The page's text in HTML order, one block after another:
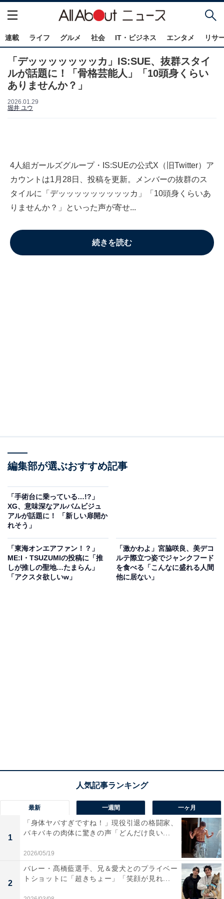
連載 ライフ グルメ 社会 IT・ビジネス エンタメ リサ
「デッッッッッッッカ」IS:SUE、抜群スタイ
ルが話題に！「骨格芸能人」「10頭身くらい
ありませんか？」
2026.01.29
堀井 ユウ
4人組ガールズグループ・IS:SUEの公式X（旧Twitter）ア
カウントは1月28日、投稿を更新。メンバーの抜群のス
タイルに「デッッッッッッッッッカ」「10頭身くらいあ
りませんか？」といった声が寄せ...
続きを読む
編集部が選ぶおすすめ記事
「手術台に乗っている…!?」
XG、意味深なアルバムビジュ
アルが話題に！ 「新しい扉開か
れそう」
「東海オンエアファン！？」
ME:I・TSUZUMIの投稿に「推
しが推しの聖地…たまらん」
「アクスタ欲しいw」
「激かわよ」宮脇咲良、美デコ
ルテ際立つ姿でジャンクフード
を食べる「こんなに盛れる人間
他に居ない」
最新 一週間 一ヶ月
1
「身体ヤバすぎですね！」現役引退の格闘家、
バキバキの肉体に驚きの声「どんだけ良い...
2026/05/19
2
バレー・髙橋藍選手、兄＆愛犬とのプライベー
トショットに「超きちょー」「笑顔が見れ...